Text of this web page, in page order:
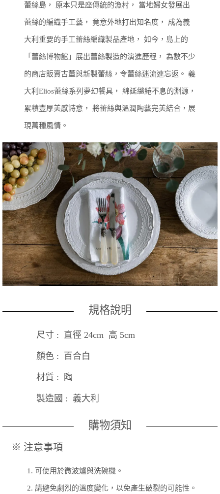
蕾絲島， 原本只是座傳統的漁村， 當地婦女發展出
蕾絲的編織手工藝， 竟意外地打出知名度， 成為義
大利重要的手工蕾絲編織製品產地， 如今，島上的
「蕾絲博物館」展出蕾絲製造的演進歷程， 為數不少
的商店販賣古董與新製蕾絲，令蕾絲迷流連忘返。 義
大利Elios蕾絲系列夢幻餐具， 綿延繾綣不息的淵源，
累積豐厚美感詩意， 將蕾絲與溫潤陶藝完美結合，展
現萬種風情。
規格說明
尺寸 : 直徑 24cm 高 5cm
顏色 : 百合白
材質 : 陶
製造國 : 義大利
購物須知
※ 注意事項
1. 可使用於微波爐與洗碗機。
2. 請避免劇烈的溫度變化，以免產生破裂的可能性。